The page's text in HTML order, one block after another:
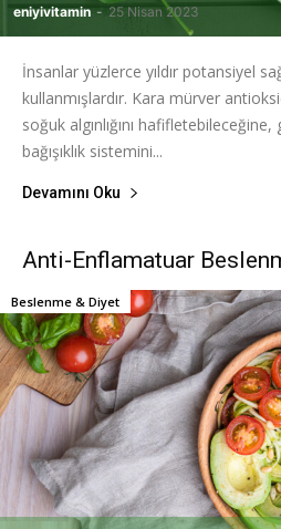
eniyivitamin - 25 Nisan 2023
İnsanlar yüzlerce yıldır potansiyel
kullanmışlardır. Kara mürver
soğuk algınlığını
bağışıklık sistemini...
Devamını Oku
Anti-Enflamatuar
Beslenme & Diyet